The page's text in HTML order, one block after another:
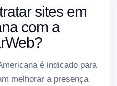
sites em
com a
é indicado para
melhorar a presença